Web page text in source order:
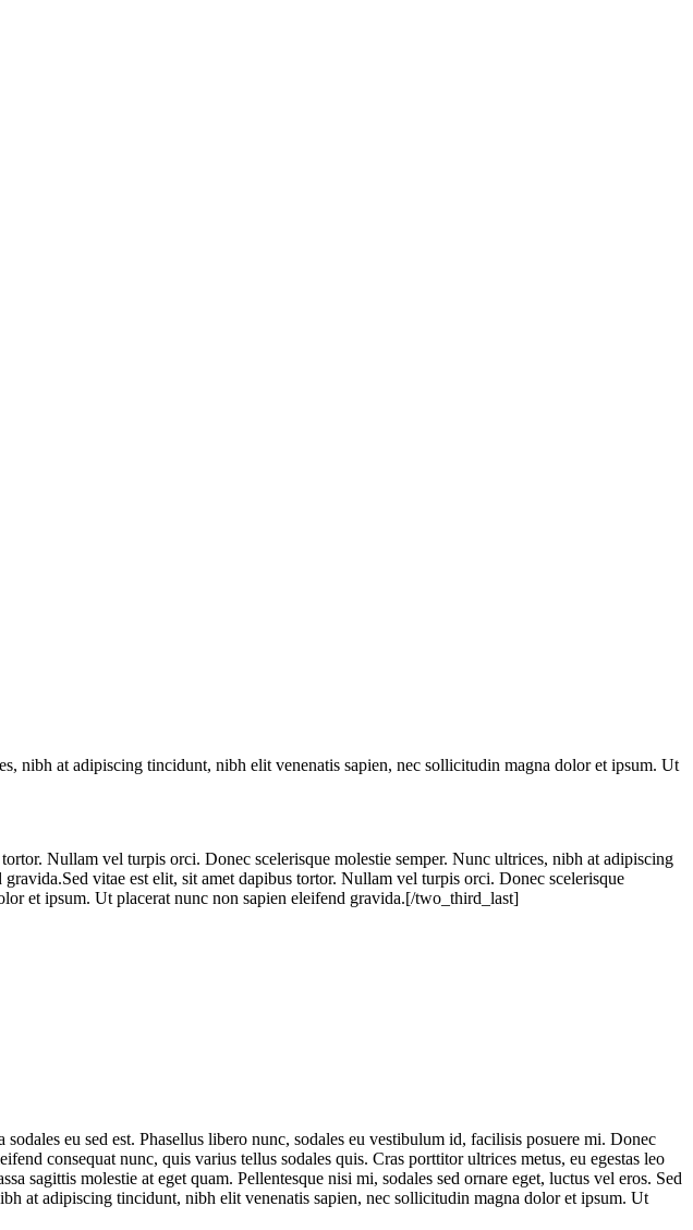
nibh at adipiscing tincidunt, nibh elit venenatis sapien, nec sollicitudin magna dolor et ipsum. Ut
Nullam vel turpis orci. Donec scelerisque molestie semper. Nunc ultrices, nibh at adipiscing
vitae est elit, sit amet dapibus tortor. Nullam vel turpis orci. Donec scelerisque
et ipsum. Ut placerat nunc non sapien eleifend gravida.[/two_third_last]
eu sed est. Phasellus libero nunc, sodales eu vestibulum id, facilisis posuere mi. Donec
consequat nunc, quis varius tellus sodales quis. Cras porttitor ultrices metus, eu egestas leo
sagittis molestie at eget quam. Pellentesque nisi mi, sodales sed ornare eget, luctus vel eros. Sed
at adipiscing tincidunt, nibh elit venenatis sapien, nec sollicitudin magna dolor et ipsum. Ut